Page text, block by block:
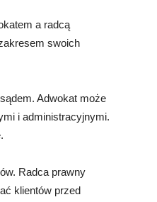
a radcą
swoich
Adwokat może
i administracyjnymi.
Radca prawny
klientów przed